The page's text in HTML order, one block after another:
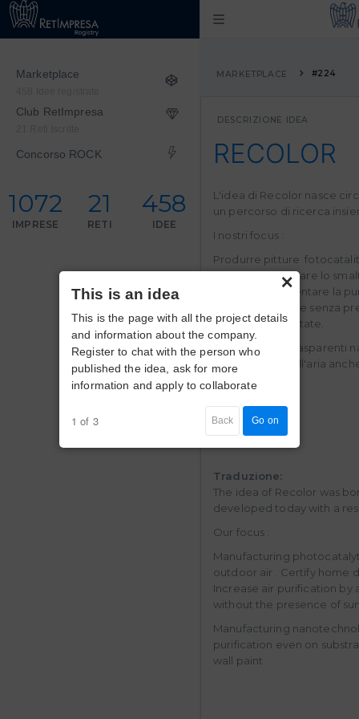
Marketplace
Club RetImpresa
Concorso ROCK
1072
IMPRESE
21
RETI
458
IDEE
MARKETPLACE #224
DESCRIZIONE IDEA
RECOLOR
L'idea di Recolor nasce
un percorso di ricerca
I nostri focus :
Produrre pitture
esterna . Certificare lo
prodotto . Aumentare la
fotocatalisi anche senza
lampade brevettate.
Produzione di trasparenti
purificazione dell'aria
pittura murale .
Traduzione:
The idea of Recolor was
developed today with a
Our focus :
Manufacturing
outdoor air . Certify home
Increase air purification by
without the presence of
Manufacturing
purification even on
wall paint .
×
This is an idea
This is the page with all the project details
and information about the company.
Register to chat with the person who
published the idea, ask for more
information and apply to collaborate
1 of 3 Back Go on